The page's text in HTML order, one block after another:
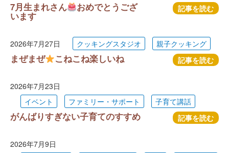
7月生まれさん おめでとうござ
います
記事を読む
2026年7月27日 クッキングスタジオ 親子クッキング
まぜまぜ こねこね楽しいね 記事を読む
2026年7月23日
イベント
ファミリー・サポート 子育て講話
がんばりすぎない子育てのすすめ 記事を読む
2026年7月9日